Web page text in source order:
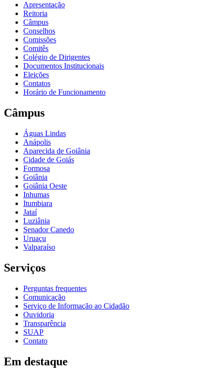
Apresentação
Reitoria
Câmpus
Conselhos
Comissões
Comitês
Colégio de Dirigentes
Documentos Institucionais
Eleições
Contatos
Horário de Funcionamento
Câmpus
Águas Lindas
Anápolis
Aparecida de Goiânia
Cidade de Goiás
Formosa
Goiânia
Goiânia Oeste
Inhumas
Itumbiara
Jataí
Luziânia
Senador Canedo
Uruaçu
Valparaíso
Serviços
Perguntas frequentes
Comunicação
Serviço de Informação ao Cidadão
Ouvidoria
Transparência
SUAP
Contato
Em destaque